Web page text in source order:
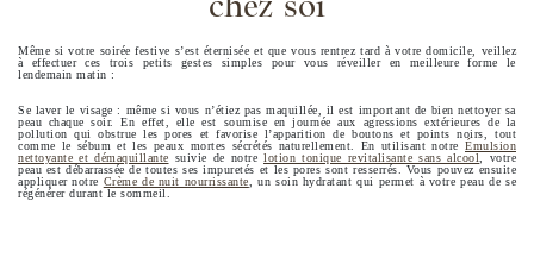
chez soi
Même si votre soirée festive s’est éternisée et que vous rentrez tard à votre domicile, veillez
à effectuer ces trois petits gestes simples pour vous réveiller en meilleure forme le
lendemain matin :
Se laver le visage : même si vous n’étiez pas maquillée, il est important de bien nettoyer sa
peau chaque soir. En effet, elle est soumise en journée aux agressions extérieures de la
pollution qui obstrue les pores et favorise l’apparition de boutons et points noirs, tout
comme le sébum et les peaux mortes sécrétés naturellement. En utilisant notre Émulsion
nettoyante et démaquillante suivie de notre lotion tonique revitalisante sans alcool , votre
peau est débarrassée de toutes ses impuretés et les pores sont resserrés. Vous pouvez ensuite
appliquer notre Crème de nuit nourrissante , un soin hydratant qui permet à votre peau de se
régénérer durant le sommeil.